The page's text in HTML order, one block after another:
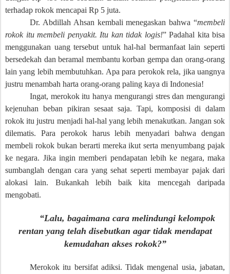
terhadap rokok mencapai Rp 5 juta.
Dr. Abdillah Ahsan kembali menegaskan bahwa “membeli
rokok itu membeli penyakit. Itu kan tidak logis!” Padahal kita bisa
menggunakan uang tersebut untuk hal-hal bermanfaat lain seperti
bersedekah dan beramal membantu korban gempa dan orang-orang
lain yang lebih membutuhkan. Apa para perokok rela, jika uangnya
justru menambah harta orang-orang paling kaya di Indonesia!
Ingat, merokok itu hanya mengurangi stres dan mengurangi
kejenuhan beban pikiran sesaat saja. Tapi, komposisi di dalam
rokok itu justru menjadi hal-hal yang lebih menakutkan. Jangan sok
dilematis. Para perokok harus lebih menyadari bahwa dengan
membeli rokok bukan berarti mereka ikut serta menyumbang pajak
ke negara. Jika ingin memberi pendapatan lebih ke negara, maka
sumbanglah dengan cara yang sehat seperti membayar pajak dari
alokasi lain. Bukankah lebih baik kita mencegah daripada
mengobati.
“Lalu, bagaimana cara melindungi kelompok
rentan yang telah disebutkan agar tidak mendapat
kemudahan akses rokok?”
Merokok itu bersifat adiksi. Tidak mengenal usia, jabatan,